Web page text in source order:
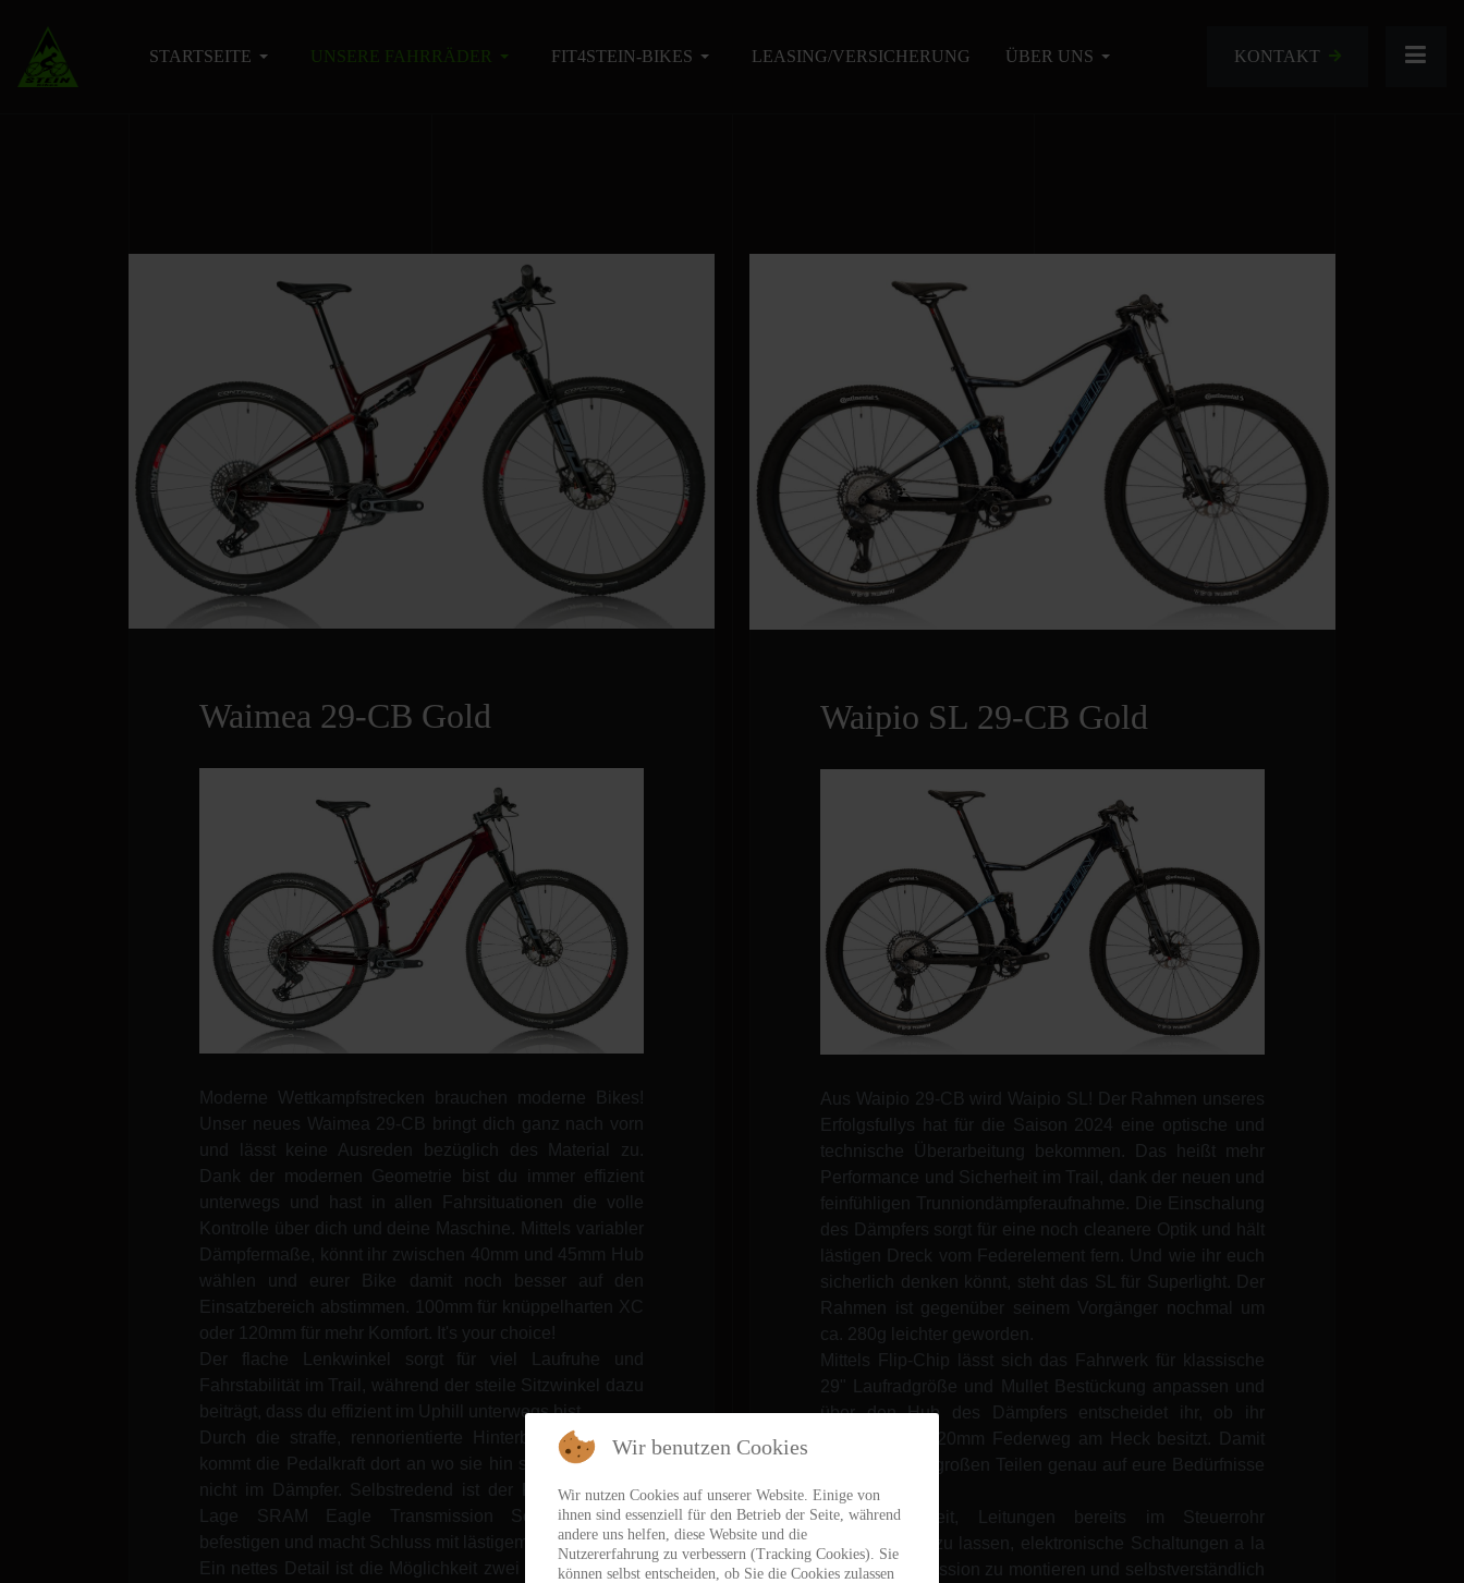
STARTSEITE UNSERE FAHRRÄDER FIT4STEIN-BIKES LEASING/VERSICHERUNG ÜBER UNS KONTAKT
Waimea 29-CB Gold
Moderne Wettkampfstrecken brauchen moderne Bikes!
Unser neues Waimea 29-CB bringt dich ganz nach vorn
und lässt keine Ausreden bezüglich des Material zu.
Dank der modernen Geometrie bist du immer effizient
unterwegs und hast in allen Fahrsituationen die volle
Kontrolle über dich und deine Maschine. Mittels variabler
Dämpfermaße, könnt ihr zwischen 40mm und 45mm Hub
wählen und eurer Bike damit noch besser auf den
Einsatzbereich abstimmen. 100mm für knüppelharten XC
oder 120mm für mehr Komfort. It's your choice!
Der flache Lenkwinkel sorgt für viel Laufruhe und
Fahrstabilität im Trail, während der steile Sitzwinkel dazu
beiträgt, dass du effizient im Uphill unterwegs bist.
Durch die straffe, rennorientierte Hinterbauabstimmung
kommt die Pedalkraft dort an wo sie hin soll und verpufft
nicht im Dämpfer. Selbstredend ist der Rahmen in der
Lage SRAM Eagle Transmission Schaltwerke zu
befestigen und macht Schluss mit lästigem Kabelsalat.
Ein nettes Detail ist die Möglichkeit zwei Flaschenhalter,
Waipio SL 29-CB Gold
Aus Waipio 29-CB wird Waipio SL! Der Rahmen unseres
Erfolgsfullys hat für die Saison 2024 eine optische und
technische Überarbeitung bekommen. Das heißt mehr
Performance und Sicherheit im Trail, dank der neuen und
feinfühligen Trunniondämpferaufnahme. Die Einschalung
des Dämpfers sorgt für eine noch cleanere Optik und hält
lästigen Dreck vom Federelement fern. Und wie ihr euch
sicherlich denken könnt, steht das SL für Superlight. Der
Rahmen ist gegenüber seinem Vorgänger nochmal um
ca. 280g leichter geworden.
Mittels Flip-Chip lässt sich das Fahrwerk für klassische
29" Laufradgröße und Mullet Bestückung anpassen und
über den Hub des Dämpfers entscheidet ihr, ob ihr
100mm oder 120mm Federweg am Heck besitzt. Damit
ist das Rad in großen Teilen genau auf eure Bedürfnisse
anpassbar.
Die Möglichkeit, Leitungen bereits im Steuerrohr
verschwinden zu lassen, elektronische Schaltungen a la
SRAM Transmission zu montieren und selbstverständlich
Wir benutzen Cookies
Wir nutzen Cookies auf unserer Website. Einige von
ihnen sind essenziell für den Betrieb der Seite, während
andere uns helfen, diese Website und die
Nutzererfahrung zu verbessern (Tracking Cookies). Sie
können selbst entscheiden, ob Sie die Cookies zulassen